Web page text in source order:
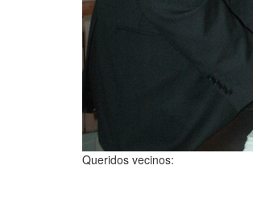
Queridos vecinos: